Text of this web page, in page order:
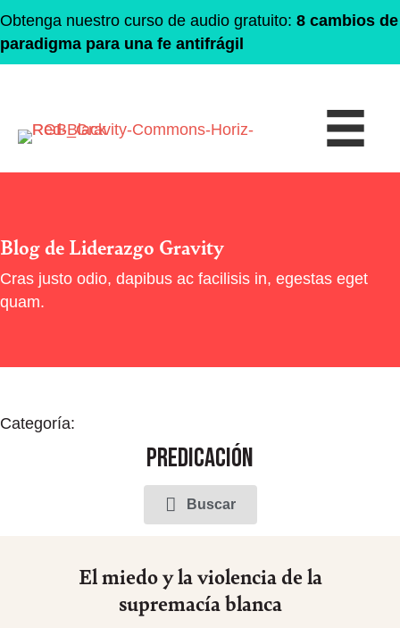
Obtenga nuestro curso de audio gratuito: 8 cambios de
paradigma para una fe antifrágil
Blog de Liderazgo Gravity
Cras justo odio, dapibus ac facilisis in, egestas eget
quam.
Categoría:
Predicación
Buscar
El miedo y la violencia de la
supremacía blanca